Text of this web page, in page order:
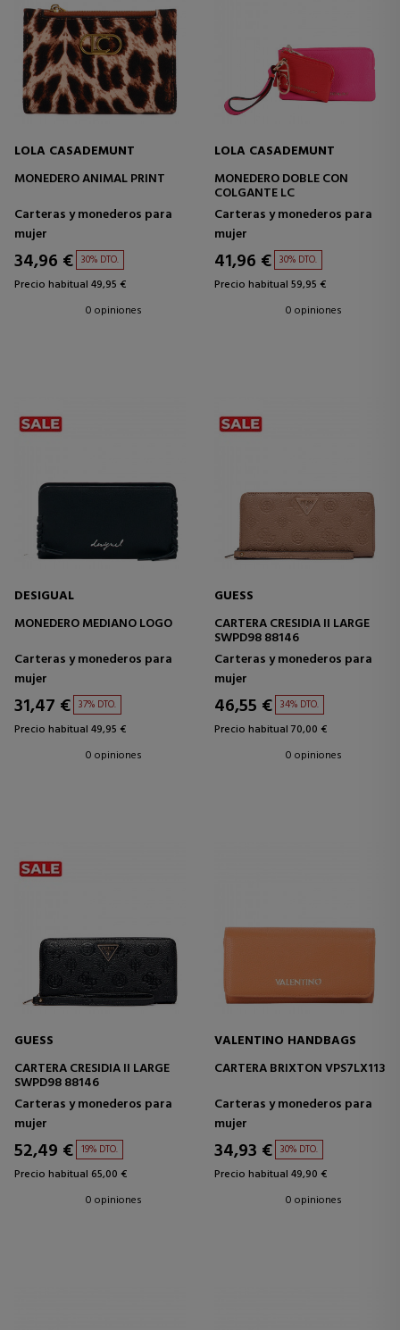
LOLA CASADEMUNT
MONEDERO ANIMAL PRINT
Carteras y monederos para
mujer
34,96 € 30% DTO.
Precio habitual 49,95 €
0 opiniones
LOLA CASADEMUNT
MONEDERO DOBLE CON
COLGANTE LC
Carteras y monederos para
mujer
41,96 € 30% DTO.
Precio habitual 59,95 €
0 opiniones
DESIGUAL
MONEDERO MEDIANO LOGO
Carteras y monederos para
mujer
31,47 € 37% DTO.
Precio habitual 49,95 €
0 opiniones
GUESS
CARTERA CRESIDIA II LARGE
SWPD98 88146
Carteras y monederos para
mujer
46,55 € 34% DTO.
Precio habitual 70,00 €
0 opiniones
GUESS
CARTERA CRESIDIA II LARGE
SWPD98 88146
Carteras y monederos para
mujer
52,49 € 19% DTO.
Precio habitual 65,00 €
0 opiniones
VALENTINO HANDBAGS
CARTERA BRIXTON VPS7LX113
Carteras y monederos para
mujer
34,93 € 30% DTO.
Precio habitual 49,90 €
0 opiniones